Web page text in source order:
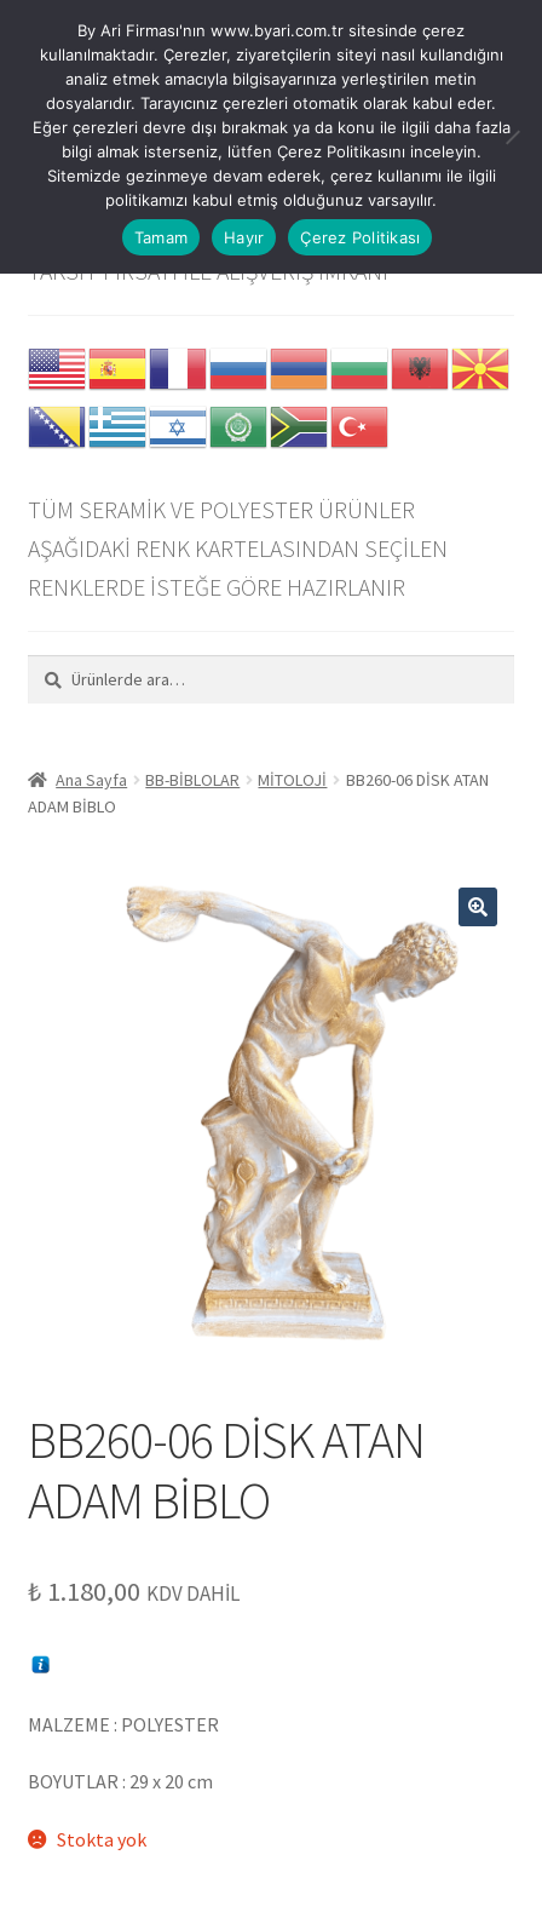
Dolaşıma
İçeriğe
Menü
Kategoriler
Tüm Modeller
Alternatif Satış Kanallarımız
Hesabım – Giriş / Kayıt
Favorilerim
PDF Katalog İndir
Hakkımızda
SEPETTE “%10” İNDİRİM VE VADE FARKSIZ “3”
TAKSİT FIRSATI İLE ALIŞVERİŞ İMKANI
TÜM SERAMİK VE POLYESTER ÜRÜNLER
AŞAĞIDAKİ RENK KARTELASINDAN SEÇİLEN
RENKLERDE İSTEĞE GÖRE HAZIRLANIR
Ara:
Ara
Ana Sayfa BB-BİBLOLAR MİTOLOJİ
BB260-06 DİSK ATAN
ADAM BİBLO
BB260-06 DİSK ATAN
ADAM BİBLO
₺1.180,00 KDV DAHİL
MALZEME : POLYESTER
BOYUTLAR : 29 x 20 cm
Stokta yok
USD $
TRY ₺
By Ari Firması'nın www.byari.com.tr sitesinde çerez
kullanılmaktadır. Çerezler, ziyaretçilerin siteyi nasıl kullandığını
analiz etmek amacıyla bilgisayarınıza yerleştirilen metin
dosyalarıdır. Tarayıcınız çerezleri otomatik olarak kabul eder.
Eğer çerezleri devre dışı bırakmak ya da konu ile ilgili daha fazla
bilgi almak isterseniz, lütfen Çerez Politikasını inceleyin.
Sitemizde gezinmeye devam ederek, çerez kullanımı ile ilgili
politikamızı kabul etmiş olduğunuz varsayılır.
Tamam
Hayır Çerez Politikası